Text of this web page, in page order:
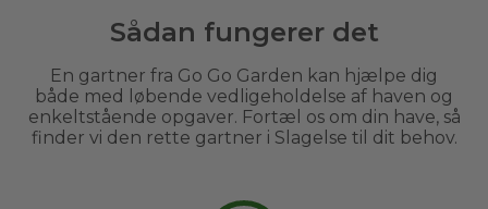
Sådan fungerer det
En gartner fra Go Go Garden kan hjælpe dig
både med løbende vedligeholdelse af haven og
enkeltstående opgaver. Fortæl os om din have, så
finder vi den rette gartner i Slagelse til dit behov.